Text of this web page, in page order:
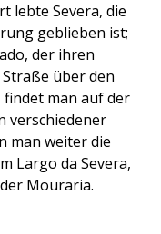
lebte Severa, die
geblieben ist;
der ihren
über den
man auf der
verschiedener
man weiter die
Largo da Severa,
Mouraria.